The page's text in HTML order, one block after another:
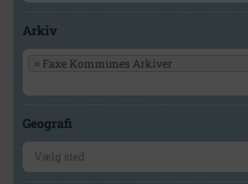
Arkiv
× Faxe Kommunes Arkiver
Geografi